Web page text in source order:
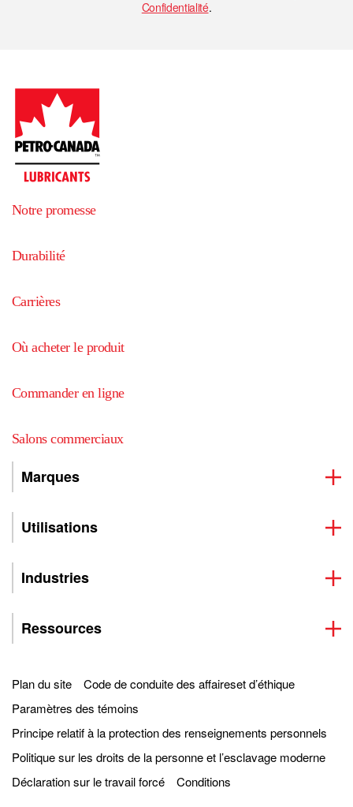
Confidentialité.
Notre promesse
Durabilité
Carrières
Où acheter le produit
Commander en ligne
Salons commerciaux
Marques
Utilisations
Industries
Ressources
Plan du site
Code de conduite des affaireset d’éthique
Paramètres des témoins
Principe relatif à la protection des renseignements personnels
Politique sur les droits de la personne et l’esclavage moderne
Déclaration sur le travail forcé
Conditions